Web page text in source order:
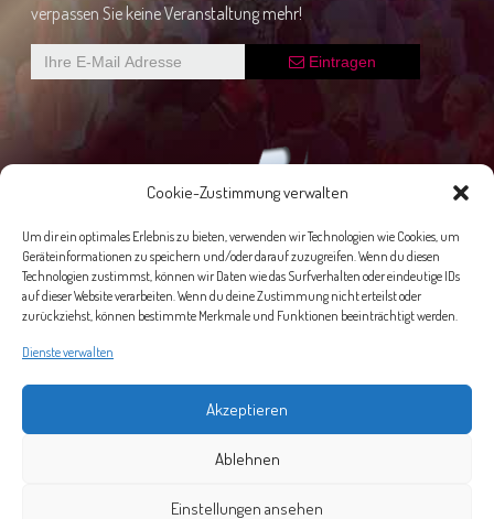
Cookie-Zustimmung verwalten
Um dir ein optimales Erlebnis zu bieten, verwenden wir Technologien wie Cookies, um
Geräteinformationen zu speichern und/oder darauf zuzugreifen. Wenn du diesen
Technologien zustimmst, können wir Daten wie das Surfverhalten oder eindeutige IDs
auf dieser Website verarbeiten. Wenn du deine Zustimmung nicht erteilst oder
zurückziehst, können bestimmte Merkmale und Funktionen beeinträchtigt werden.
Dienste verwalten
Akzeptieren
Ablehnen
Einstellungen ansehen
verpassen Sie keine Veranstaltung mehr!
Eintragen
Datenschutz
The contents of this webpage are copyright ©2026 SPECTRUM